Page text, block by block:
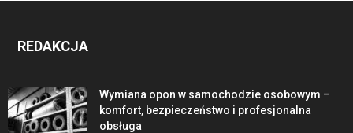
REDAKCJA
Wymiana opon w samochodzie osobowym –
komfort, bezpieczeństwo i profesjonalna
obsługa